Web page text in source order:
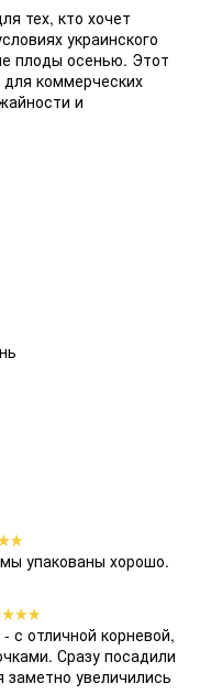
тех, кто хочет
украинского
плоды осенью. Этот
коммерческих
и
упакованы хорошо.
с отличной корневой,
Сразу посадили
увеличились